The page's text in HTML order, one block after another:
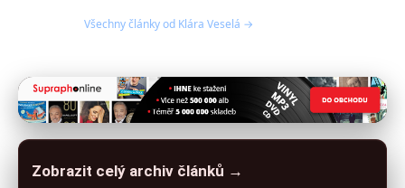
Všechny články od Klára Veselá →
Zobrazit celý archiv článků →